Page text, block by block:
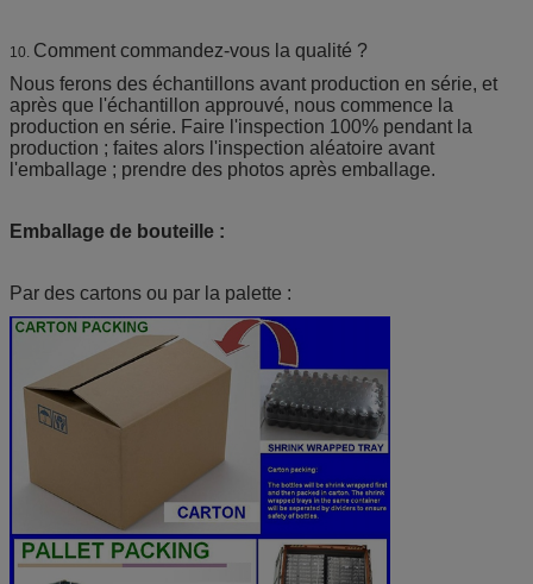
10. Comment commandez-vous la qualité ?
Nous ferons des échantillons avant production en série, et
après que l'échantillon approuvé, nous commence la
production en série. Faire l'inspection 100% pendant la
production ; faites alors l'inspection aléatoire avant
l'emballage ; prendre des photos après emballage.
Emballage de bouteille :
Par des cartons ou par la palette :